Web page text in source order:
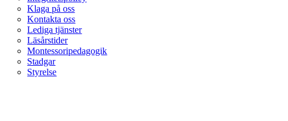
Klaga på oss
Kontakta oss
Lediga tjänster
Läsårstider
Montessoripedagogik
Stadgar
Styrelse